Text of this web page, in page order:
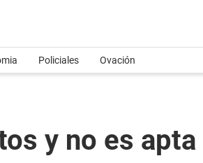
Policiales Ovación
y no es